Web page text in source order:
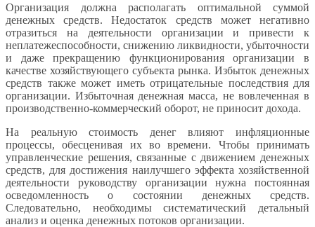
Организация должна располагать оптимальной суммой
денежных средств. Недостаток средств может негативно
отразиться на деятельности организации и привести к
неплатежеспособности, снижению ликвидности, убыточности
и даже прекращению функционирования организации в
качестве хозяйствующего субъекта рынка. Избыток денежных
средств также может иметь отрицательные последствия для
организации. Избыточная денежная масса, не вовлеченная в
производственно-коммерческий оборот, не приносит дохода.
На реальную стоимость денег влияют инфляционные
процессы, обесценивая их во времени. Чтобы принимать
управленческие решения, связанные с движением денежных
средств, для достижения наилучшего эффекта хозяйственной
деятельности руководству организации нужна постоянная
осведомленность о состоянии денежных средств.
Следовательно, необходимы систематический детальный
анализ и оценка денежных потоков организации.